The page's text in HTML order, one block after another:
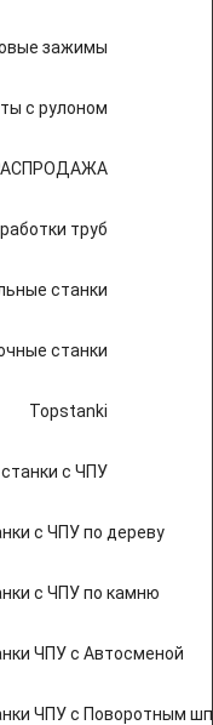
зажимы
с рулоном
труб
станки
станки
Topstanki
с ЧПУ
с ЧПУ по дереву
с ЧПУ по камню
ЧПУ с Автосменой
ЧПУ с Поворотным